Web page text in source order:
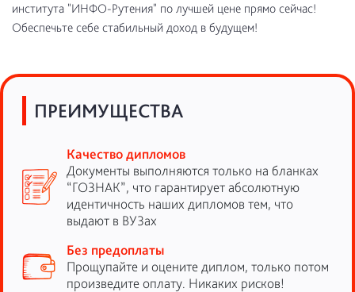
института "ИНФО-Рутения" по лучшей цене прямо сейчас!
Обеспечьте себе стабильный доход в будущем!
ПРЕИМУЩЕСТВА
Качество дипломов
Документы выполняются только на бланках
“ГОЗНАК”, что гарантирует абсолютную
идентичность наших дипломов тем, что
выдают в ВУЗах
Без предоплаты
Прощупайте и оцените диплом, только потом
произведите оплату. Никаких рисков!